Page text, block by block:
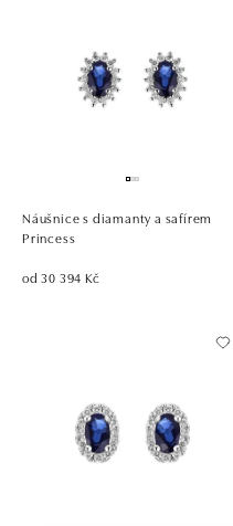
Náušnice s diamanty a safírem
Princess
od 30 394 Kč